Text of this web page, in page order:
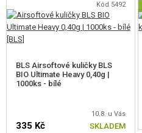
Kód 5492
BLS Airsoftové kuličky BLS
BIO Ultimate Heavy 0,40g |
1000ks - bílé
10.8. u Vás
335 Kč SKLADEM